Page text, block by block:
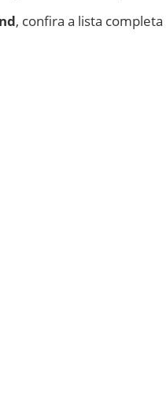
, confira a lista